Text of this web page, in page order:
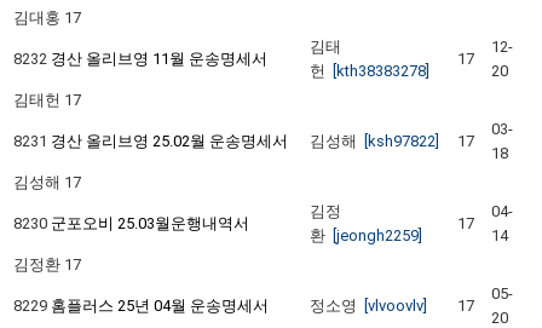
김대홍 17
8232 경산 올리브영 11월 운송명세서
김태
헌
[kth38383278]
17
12-
20
김태헌 17
8231 경산 올리브영 25.02월 운송명세서 김성해 [ksh97822] 17
03-
18
김성해 17
8230 군포오비 25.03월운행내역서
김정
환 [jeongh2259]
17
04-
14
김정환 17
8229 홈플러스 25년 04월 운송명세서 정소영 [vlvoovlv] 17
05-
20